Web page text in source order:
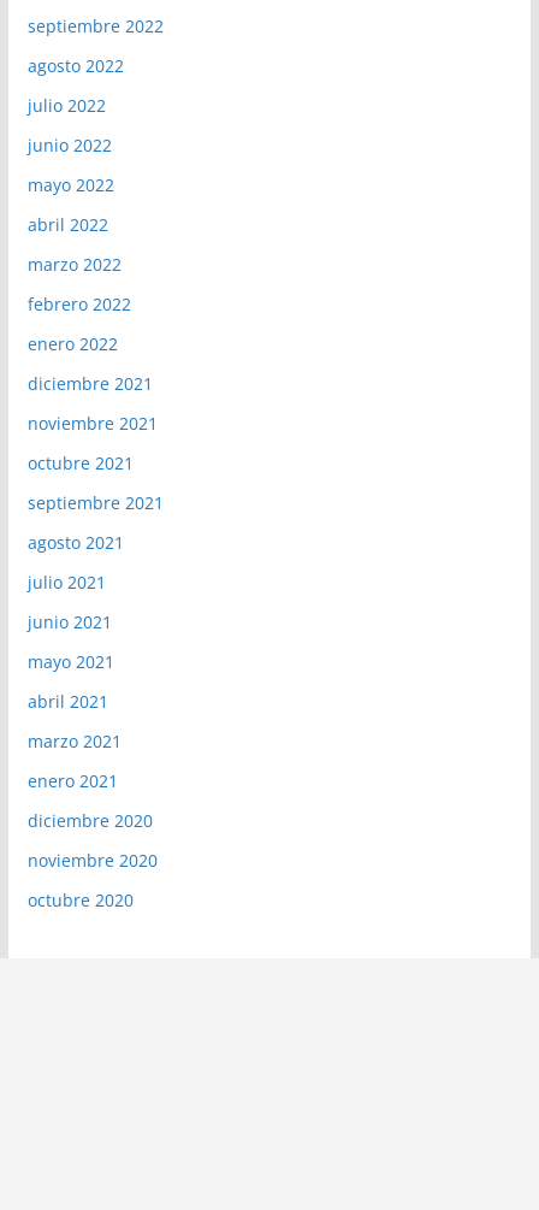
septiembre 2022
agosto 2022
julio 2022
junio 2022
mayo 2022
abril 2022
marzo 2022
febrero 2022
enero 2022
diciembre 2021
noviembre 2021
octubre 2021
septiembre 2021
agosto 2021
julio 2021
junio 2021
mayo 2021
abril 2021
marzo 2021
enero 2021
diciembre 2020
noviembre 2020
octubre 2020